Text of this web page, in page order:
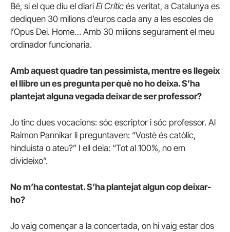
Bé, si el que diu el diari El Crític és veritat, a Catalunya es
dediquen 30 milions d’euros cada any a les escoles de
l’Opus Dei. Home… Amb 30 milions segurament el meu
ordinador funcionaria.
Amb aquest quadre tan pessimista, mentre es llegeix
el llibre un es pregunta per què no ho deixa. S’ha
plantejat alguna vegada deixar de ser professor?
Jo tinc dues vocacions: sóc escriptor i sóc professor. Al
Raimon Pannikar li preguntaven: “Vostè és catòlic,
hinduista o ateu?” I ell deia: “Tot al 100%, no em
divideixo”.
No m’ha contestat. S’ha plantejat algun cop deixar-
ho?
Jo vaig començar a la concertada, on hi vaig estar dos